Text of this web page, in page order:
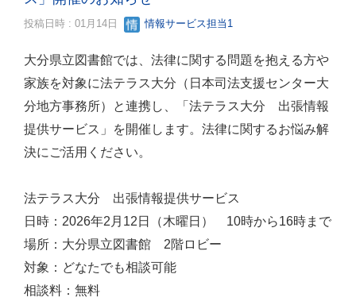
投稿日時 : 01月14日 情報サービス担当1
大分県立図書館では、法律に関する問題を抱える方や
家族を対象に法テラス大分（日本司法支援センター大
分地方事務所）と連携し、「法テラス大分 出張情報
提供サービス」を開催します。法律に関するお悩み解
決にご活用ください。
法テラス大分 出張情報提供サービス
日時：2026年2月12日（木曜日） 10時から16時まで
場所：大分県立図書館 2階ロビー
対象：どなたでも相談可能
相談料：無料